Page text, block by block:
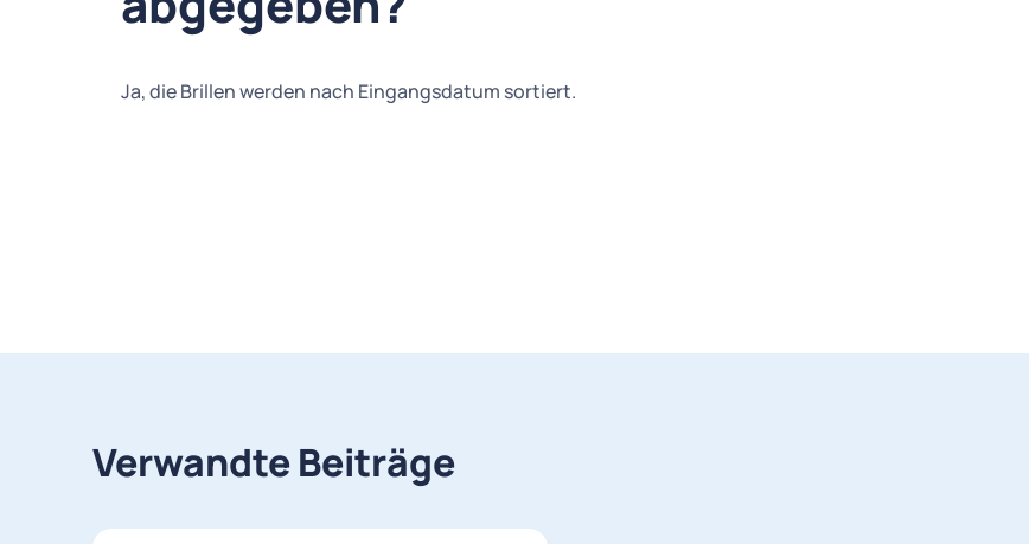
Ja, die Brillen werden nach Eingangsdatum sortiert.
Verwandte Beiträge